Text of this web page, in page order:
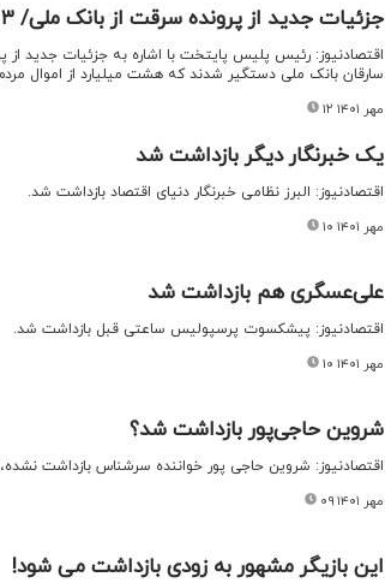
جزئیات جدید از پرونده سرقت از بانک ملی/ ۳ نفر دیگر بازداشت شدند
اقتصادنیوز: رئیس پلیس پایتخت با اشاره به جزئیات جدید
سارقان بانک ملی دستگیر شدند که هشت میلیارد از اموال
۱۲ مهر ۱۴۰۱
یک خبرنگار دیگر بازداشت شد
اقتصادنیوز: البرز نظامی خبرنگار دنیای اقتصاد بازداشت شد.
۱۰ مهر ۱۴۰۱
علی‌عسگری هم بازداشت شد
اقتصادنیوز: پیشکسوت پرسپولیس ساعتی قبل بازداشت شد.
۱۰ مهر ۱۴۰۱
شروین حاجی‌پور بازداشت شد؟
اقتصادنیوز: شروین حاجی پور خواننده سرشناس بازداشت
۰۹ مهر ۱۴۰۱
این بازیگر مشهور به زودی بازداشت می شود!